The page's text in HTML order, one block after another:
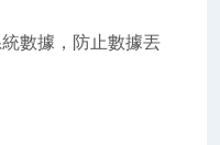
數據，防止數據丟